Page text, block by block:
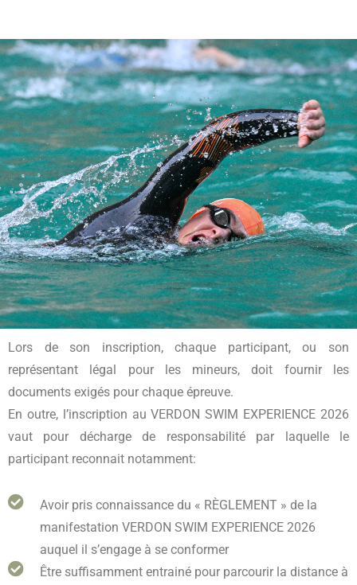
Lors de son inscription, chaque participant, ou son
représentant légal pour les mineurs, doit fournir les
documents exigés pour chaque épreuve.
En outre, l’inscription au VERDON SWIM EXPERIENCE 2026
vaut pour décharge de responsabilité par laquelle le
participant reconnait notamment:
Avoir pris connaissance du « RÈGLEMENT » de la
manifestation VERDON SWIM EXPERIENCE 2026
auquel il s’engage à se conformer
Être suffisamment entrainé pour parcourir la distance à